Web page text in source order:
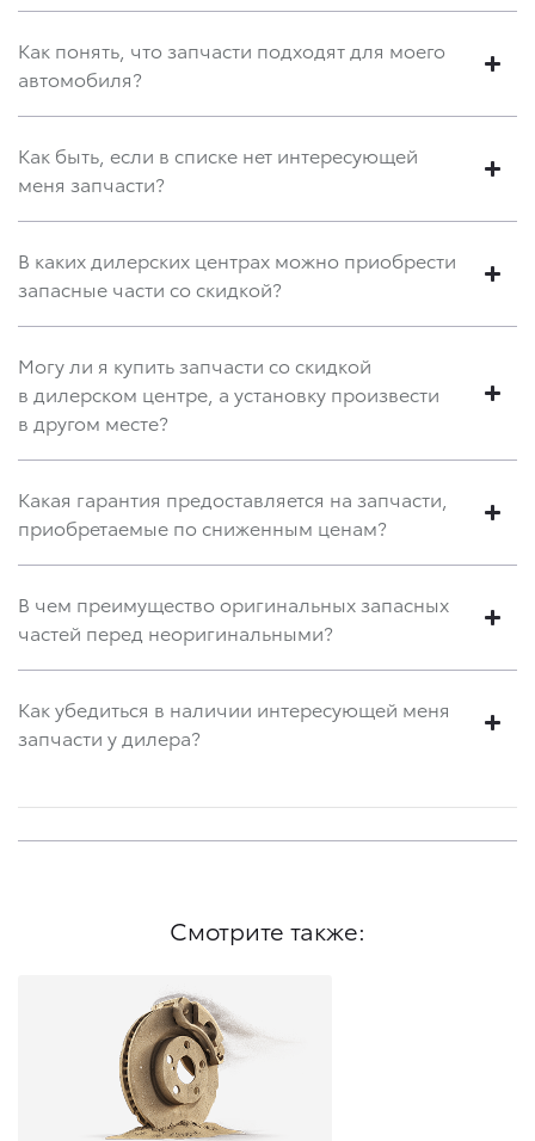
Как понять, что запчасти подходят для моего
автомобиля?
Как быть, если в списке нет интересующей
меня запчасти?
В каких дилерских центрах можно приобрести
запасные части со скидкой?
Могу ли я купить запчасти со скидкой
в дилерском центре, а установку произвести
в другом месте?
Какая гарантия предоставляется на запчасти,
приобретаемые по сниженным ценам?
В чем преимущество оригинальных запасных
частей перед неоригинальными?
Как убедиться в наличии интересующей меня
запчасти у дилера?
Смотрите также: